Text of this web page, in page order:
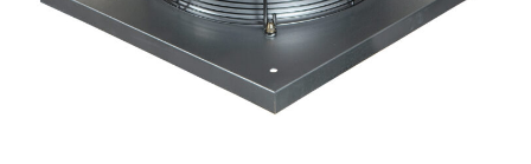
Lighting and Electrical